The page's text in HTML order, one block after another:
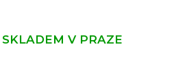
SKLADEM V PRAZE